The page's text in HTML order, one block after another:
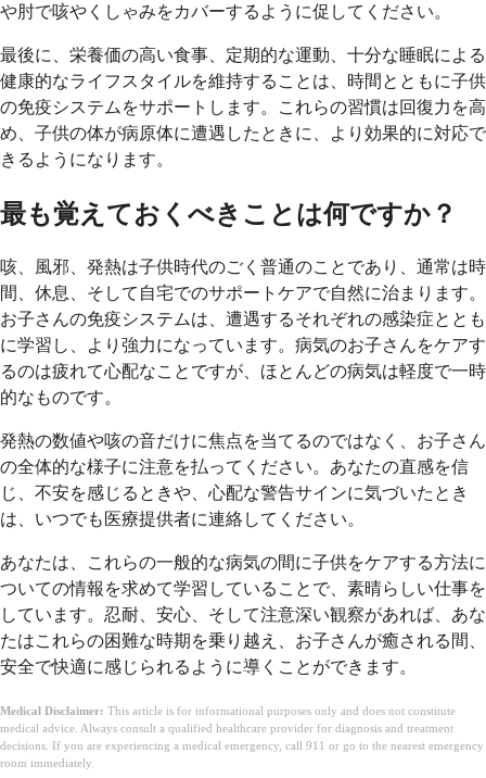
や肘で咳やくしゃみをカバーするように促してください。
最後に、栄養価の高い食事、定期的な運動、十分な睡眠による
健康的なライフスタイルを維持することは、時間とともに子供
の免疫システムをサポートします。これらの習慣は回復力を高
め、子供の体が病原体に遭遇したときに、より効果的に対応で
きるようになります。
最も覚えておくべきことは何ですか？
咳、風邪、発熱は子供時代のごく普通のことであり、通常は時
間、休息、そして自宅でのサポートケアで自然に治まります。
お子さんの免疫システムは、遭遇するそれぞれの感染症ととも
に学習し、より強力になっています。病気のお子さんをケアす
るのは疲れて心配なことですが、ほとんどの病気は軽度で一時
的なものです。
発熱の数値や咳の音だけに焦点を当てるのではなく、お子さん
の全体的な様子に注意を払ってください。あなたの直感を信
じ、不安を感じるときや、心配な警告サインに気づいたとき
は、いつでも医療提供者に連絡してください。
あなたは、これらの一般的な病気の間に子供をケアする方法に
ついての情報を求めて学習していることで、素晴らしい仕事を
しています。忍耐、安心、そして注意深い観察があれば、あな
たはこれらの困難な時期を乗り越え、お子さんが癒される間、
安全で快適に感じられるように導くことができます。
Medical Disclaimer: This article is for informational purposes only and does not constitute
medical advice. Always consult a qualified healthcare provider for diagnosis and treatment
decisions. If you are experiencing a medical emergency, call 911 or go to the nearest emergency
room immediately.